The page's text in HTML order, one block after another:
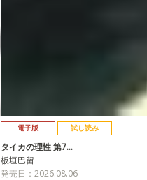
電子版 試し読み
タイカの理性 第7…
板垣巴留
発売日：2026.08.06